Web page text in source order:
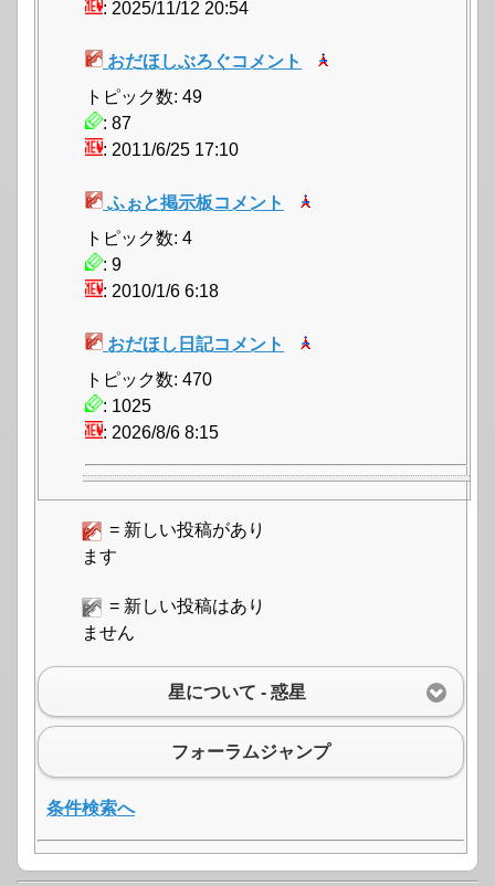
: 2025/11/12 20:54
おだほしぶろぐコメント
トピック数: 49
: 87
: 2011/6/25 17:10
ふぉと掲示板コメント
トピック数: 4
: 9
: 2010/1/6 6:18
おだほし日記コメント
トピック数: 470
: 1025
: 2026/8/6 8:15
= 新しい投稿があり
ます
= 新しい投稿はあり
ません
星について - 惑星
フォーラムジャンプ
条件検索へ